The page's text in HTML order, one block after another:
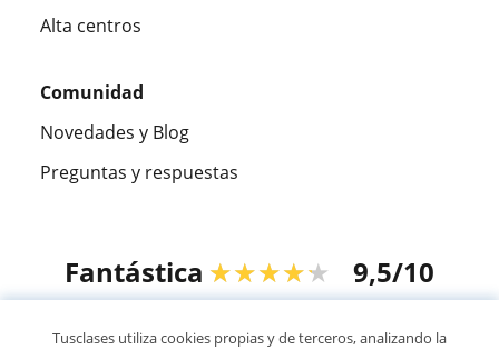
Alta centros
Comunidad
Novedades y Blog
Preguntas y respuestas
Fantástica ★★★★★ 9,5/10
Tusclases utiliza cookies propias y de terceros, analizando la